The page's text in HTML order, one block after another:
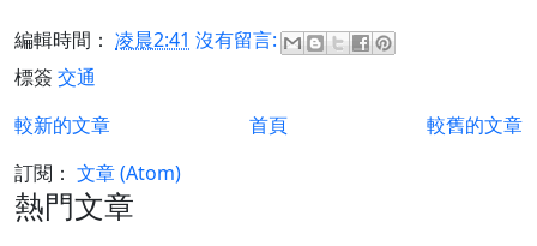
編輯時間： 凌晨2:41 沒有留言:
標簽 交通
較新的文章
較舊的文章
首頁
訂閱： 文章 (Atom)
熱門文章